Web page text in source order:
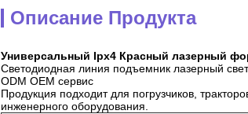
Описание Продукта
Универсальный Ipx4 Красный лазерный
Светодиодная линия подъемник лазерный свет
ODM OEM сервис
Продукция подходит для погрузчиков,
инженерного оборудования.